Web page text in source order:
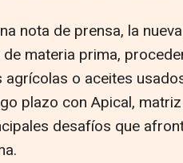
nota de prensa, la
materia prima,
o aceites
plazo con Apical,
desafíos que